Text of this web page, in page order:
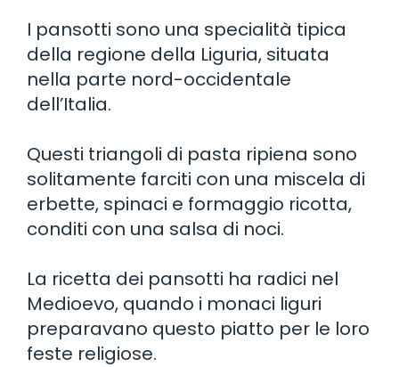
I pansotti sono una specialità tipica
della regione della Liguria, situata
nella parte nord-occidentale
dell’Italia.
Questi triangoli di pasta ripiena sono
solitamente farciti con una miscela di
erbette, spinaci e formaggio ricotta,
conditi con una salsa di noci.
La ricetta dei pansotti ha radici nel
Medioevo, quando i monaci liguri
preparavano questo piatto per le loro
feste religiose.